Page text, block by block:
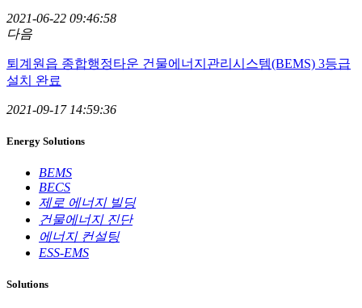
2021-06-22 09:46:58
다음
퇴계원읍 종합행정타운 건물에너지관리시스템(BEMS) 3등급
설치 완료
2021-09-17 14:59:36
Energy Solutions
BEMS
BECS
제로 에너지 빌딩
건물에너지 진단
에너지 컨설팅
ESS-EMS
Solutions